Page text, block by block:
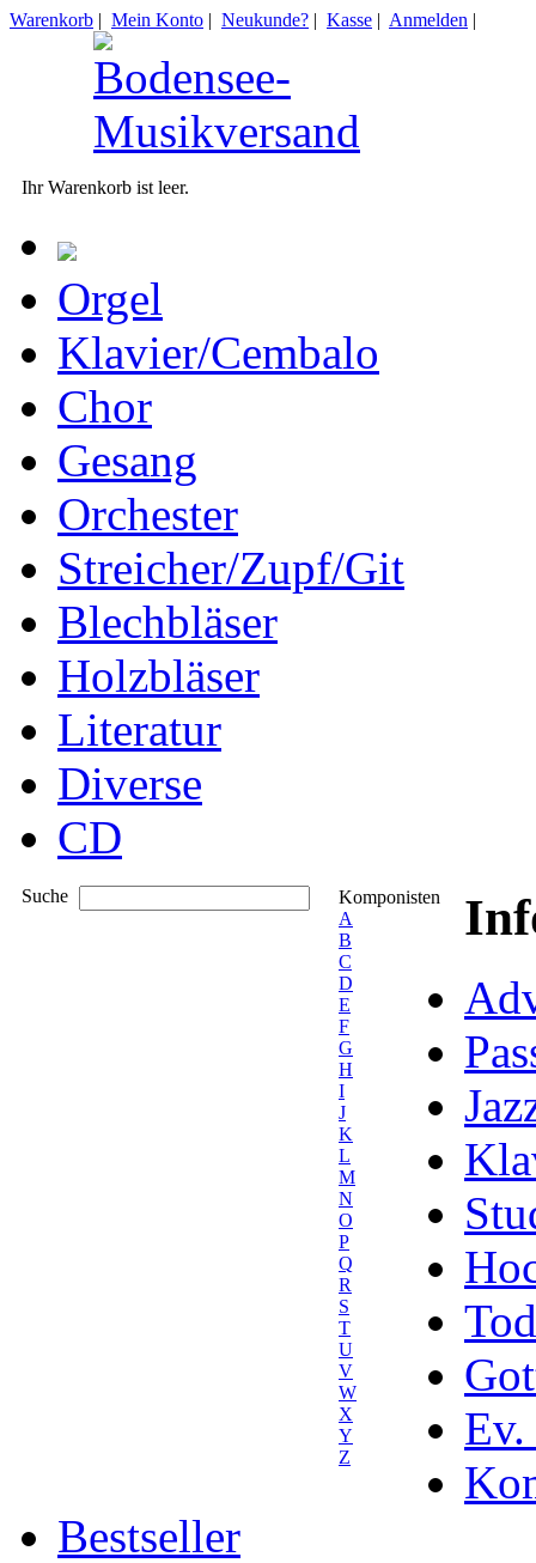
Warenkorb | Mein Konto | Neukunde? | Kasse | Anmelden |
Ihr Warenkorb ist leer.
Orgel
Klavier/Cembalo
Chor
Gesang
Orchester
Streicher/Zupf/Git
Blechbläser
Holzbläser
Literatur
Diverse
CD
Suche
Komponisten
A
B
C
D
E
F
G
H
I
J
K
L
M
N
O
P
Q
R
S
T
U
V
W
X
Y
Z
Ev.
Bestseller